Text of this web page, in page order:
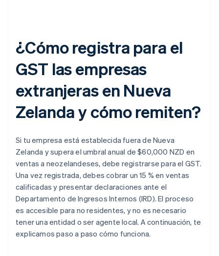
¿Cómo registra para el
GST las empresas
extranjeras en Nueva
Zelanda y cómo remiten?
Si tu empresa está establecida fuera de Nueva
Zelanda y supera el umbral anual de $60,000 NZD en
ventas a neozelandeses, debe registrarse para el GST.
Una vez registrada, debes cobrar un 15 % en ventas
calificadas y presentar declaraciones ante el
Departamento de Ingresos Internos (IRD). El proceso
es accesible para no residentes, y no es necesario
tener una entidad o ser agente local. A continuación, te
explicamos paso a paso cómo funciona.